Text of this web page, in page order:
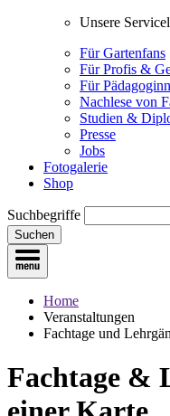
Unsere
Für Gartenfans
Für Profis &
Für
Nachlese von
Studien &
Presse
Jobs
Fotogalerie
Shop
Suchbegriffe
Suchen
Home
Veranstaltungen
Fachtage und
Fachtage &